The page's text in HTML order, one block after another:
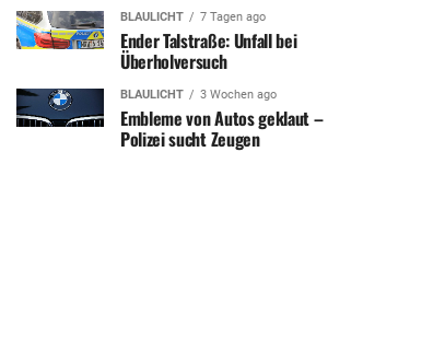
BLAULICHT 7 Tagen ago
Ender Talstraße: Unfall bei
Überholversuch
BLAULICHT 3 Wochen ago
Embleme von Autos geklaut –
Polizei sucht Zeugen